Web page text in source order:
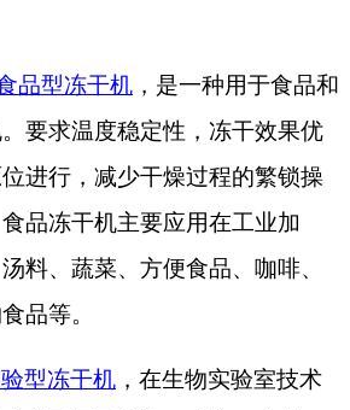
品型冻干机 ，是一种用于食品和
要求温度稳定性，冻干效果优
进行，减少干燥过程的繁锁操
品冻干机主要应用在工业加
料、蔬菜、方便食品、咖啡、
品等。
型冻干机 ，在生物实验室技术